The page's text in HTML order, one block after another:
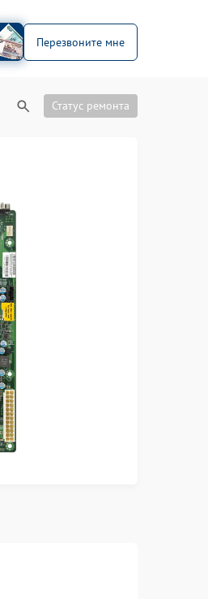
Перезвоните мне
Статус ремонта